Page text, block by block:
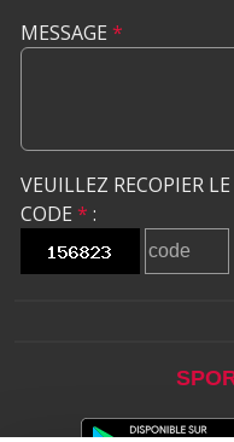
MESSAGE *
VEUILLEZ RECOPIER LE
CODE * :